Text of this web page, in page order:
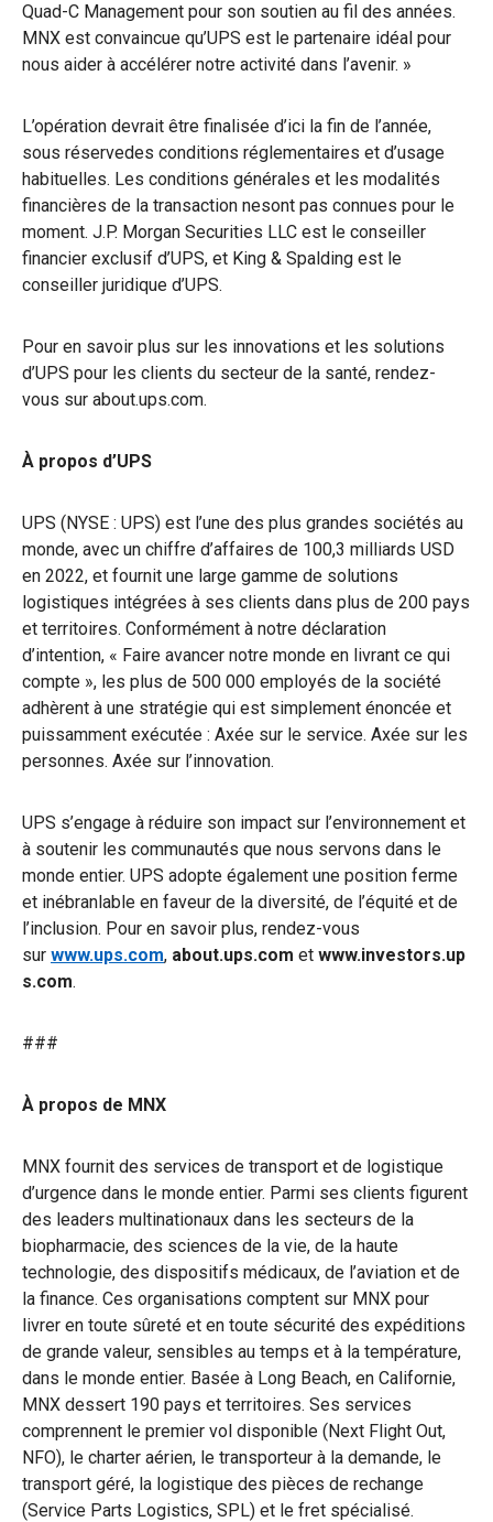
Quad-C Management pour son soutien au fil des années.
MNX est convaincue qu’UPS est le partenaire idéal pour
nous aider à accélérer notre activité dans l’avenir. »
L’opération devrait être finalisée d’ici la fin de l’année,
sous réservedes conditions réglementaires et d’usage
habituelles. Les conditions générales et les modalités
financières de la transaction nesont pas connues pour le
moment. J.P. Morgan Securities LLC est le conseiller
financier exclusif d’UPS, et King & Spalding est le
conseiller juridique d’UPS.
Pour en savoir plus sur les innovations et les solutions
d’UPS pour les clients du secteur de la santé, rendez-
vous sur about.ups.com.
À propos d’UPS
UPS (NYSE : UPS) est l’une des plus grandes sociétés au
monde, avec un chiffre d’affaires de 100,3 milliards USD
en 2022, et fournit une large gamme de solutions
logistiques intégrées à ses clients dans plus de 200 pays
et territoires. Conformément à notre déclaration
d’intention, « Faire avancer notre monde en livrant ce qui
compte », les plus de 500 000 employés de la société
adhèrent à une stratégie qui est simplement énoncée et
puissamment exécutée : Axée sur le service. Axée sur les
personnes. Axée sur l’innovation.
UPS s’engage à réduire son impact sur l’environnement et
à soutenir les communautés que nous servons dans le
monde entier. UPS adopte également une position ferme
et inébranlable en faveur de la diversité, de l’équité et de
l’inclusion. Pour en savoir plus, rendez-vous
sur www.ups.com, about.ups.com et www.investors.up
s.com.
###
À propos de MNX
MNX fournit des services de transport et de logistique
d’urgence dans le monde entier. Parmi ses clients figurent
des leaders multinationaux dans les secteurs de la
biopharmacie, des sciences de la vie, de la haute
technologie, des dispositifs médicaux, de l’aviation et de
la finance. Ces organisations comptent sur MNX pour
livrer en toute sûreté et en toute sécurité des expéditions
de grande valeur, sensibles au temps et à la température,
dans le monde entier. Basée à Long Beach, en Californie,
MNX dessert 190 pays et territoires. Ses services
comprennent le premier vol disponible (Next Flight Out,
NFO), le charter aérien, le transporteur à la demande, le
transport géré, la logistique des pièces de rechange
(Service Parts Logistics, SPL) et le fret spécialisé.